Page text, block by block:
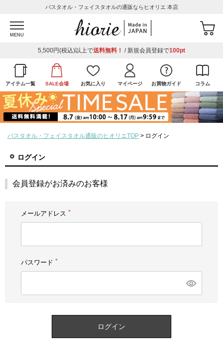
バスタオル・フェイスタオルの通販ならヒオリエ 本店
MENU
5,500円(税込)以上で送料無料！ / 新規会員登録で100pt
アイテム一覧 SALE会場 お気に入り マイページ お買物ガイド コラム
バスタオル・フェイスタオル通販のヒオリエTOP ログイン
ログイン
会員登録がお済みのお客様
メールアドレス
パスワード
ログイン